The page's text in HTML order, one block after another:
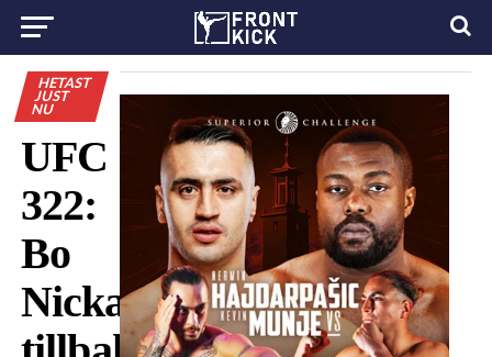
HETAST
JUST
NU
UFC
322:
Bo
Nickal